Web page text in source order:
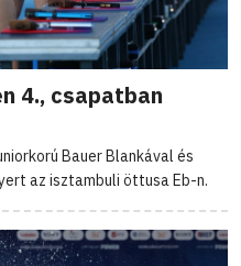
4., csapatban
Bauer Blankával és
az isztambuli öttusa Eb-n.